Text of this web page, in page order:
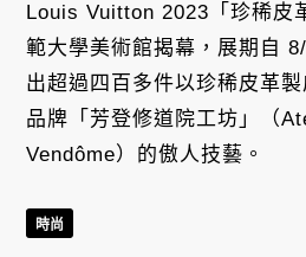
Louis Vuitton 2023「珍稀皮
範大學美術館揭幕，展期自
出超過四百多件以珍稀皮革
品牌「芳登修道院工坊」（
Vendôme）的傲人技藝。
時尚